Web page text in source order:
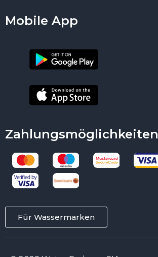
Mobile App
Zahlungsmöglichkeiten
Für Wassermarken